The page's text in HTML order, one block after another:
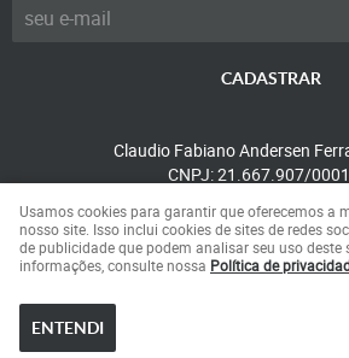
CADASTRAR
Claudio Fabiano Andersen
CNPJ: 21.667.907/
LOJA VIRTUAL CRIADA POR
Usamos cookies para garantir que oferecemos a
nosso site. Isso inclui cookies de sites de redes
de publicidade que podem analisar seu uso deste
informações, consulte nossa Política de
ENTENDI